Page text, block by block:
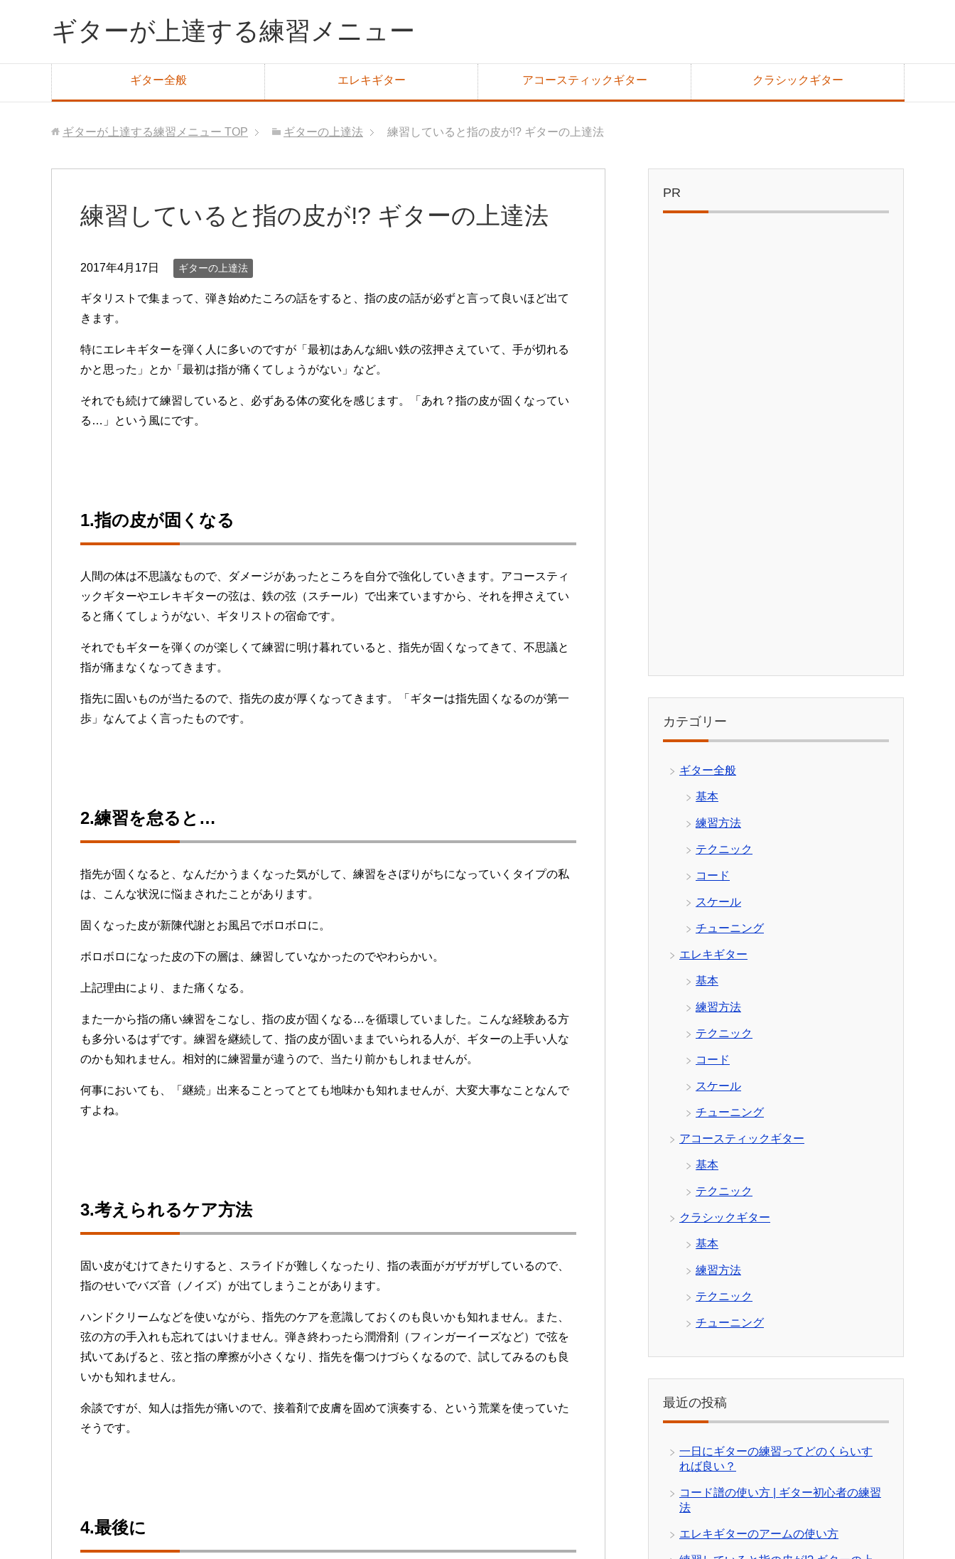
ギターが上達する練習メニュー
ギター全般 エレキギター アコースティックギター クラシックギター
ギターが上達する練習メニュー TOP ギターの上達法 練習していると指の皮が!? ギターの上達法
練習していると指の皮が!? ギターの上達法
2017年4月17日 ギターの上達法
ギタリストで集まって、弾き始めたころの話をすると、指の皮の話が必ずと言って良いほど出て
きます。
特にエレキギターを弾く人に多いのですが「最初はあんな細い鉄の弦押さえていて、手が切れる
かと思った」とか「最初は指が痛くてしょうがない」など。
それでも続けて練習していると、必ずある体の変化を感じます。「あれ？指の皮が固くなってい
る…」という風にです。
1.指の皮が固くなる
人間の体は不思議なもので、ダメージがあったところを自分で強化していきます。アコースティ
ックギターやエレキギターの弦は、鉄の弦（スチール）で出来ていますから、それを押さえてい
ると痛くてしょうがない、ギタリストの宿命です。
それでもギターを弾くのが楽しくて練習に明け暮れていると、指先が固くなってきて、不思議と
指が痛まなくなってきます。
指先に固いものが当たるので、指先の皮が厚くなってきます。「ギターは指先固くなるのが第一
歩」なんてよく言ったものです。
2.練習を怠ると…
指先が固くなると、なんだかうまくなった気がして、練習をさぼりがちになっていくタイプの私
は、こんな状況に悩まされたことがあります。
固くなった皮が新陳代謝とお風呂でボロボロに。
ボロボロになった皮の下の層は、練習していなかったのでやわらかい。
上記理由により、また痛くなる。
また一から指の痛い練習をこなし、指の皮が固くなる…を循環していました。こんな経験ある方
も多分いるはずです。練習を継続して、指の皮が固いままでいられる人が、ギターの上手い人な
のかも知れません。相対的に練習量が違うので、当たり前かもしれませんが。
何事においても、「継続」出来ることってとても地味かも知れませんが、大変大事なことなんで
すよね。
3.考えられるケア方法
固い皮がむけてきたりすると、スライドが難しくなったり、指の表面がガザガザしているので、
指のせいでバズ音（ノイズ）が出てしまうことがあります。
ハンドクリームなどを使いながら、指先のケアを意識しておくのも良いかも知れません。また、
弦の方の手入れも忘れてはいけません。弾き終わったら潤滑剤（フィンガーイーズなど）で弦を
拭いてあげると、弦と指の摩擦が小さくなり、指先を傷つけづらくなるので、試してみるのも良
いかも知れません。
余談ですが、知人は指先が痛いので、接着剤で皮膚を固めて演奏する、という荒業を使っていた
そうです。
4.最後に
PR
カテゴリー
ギター全般
基本
練習方法
テクニック
コード
スケール
チューニング
エレキギター
基本
練習方法
テクニック
コード
スケール
チューニング
アコースティックギター
基本
テクニック
クラシックギター
基本
練習方法
テクニック
チューニング
最近の投稿
一日にギターの練習ってどのくらいす
れば良い？
コード譜の使い方 | ギター初心者の練習
法
エレキギターのアームの使い方